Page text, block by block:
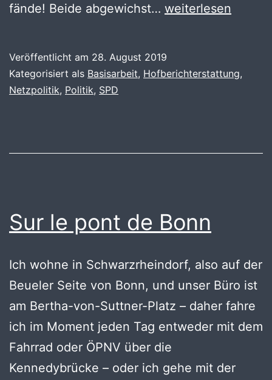
fände! Beide abgewichst… Whaa!?
Content!
weiterlesen
Veröffentlicht am 28. August 2019
Kategorisiert als Basisarbeit, Hofberichterstattung,
Netzpolitik, Politik, SPD
Sur le pont de Bonn
Ich wohne in Schwarzrheindorf, also auf der
Beueler Seite von Bonn, und unser Büro ist
am Bertha-von-Suttner-Platz – daher fahre
ich im Moment jeden Tag entweder mit dem
Fahrrad oder ÖPNV über die
Kennedybrücke – oder ich gehe mit der